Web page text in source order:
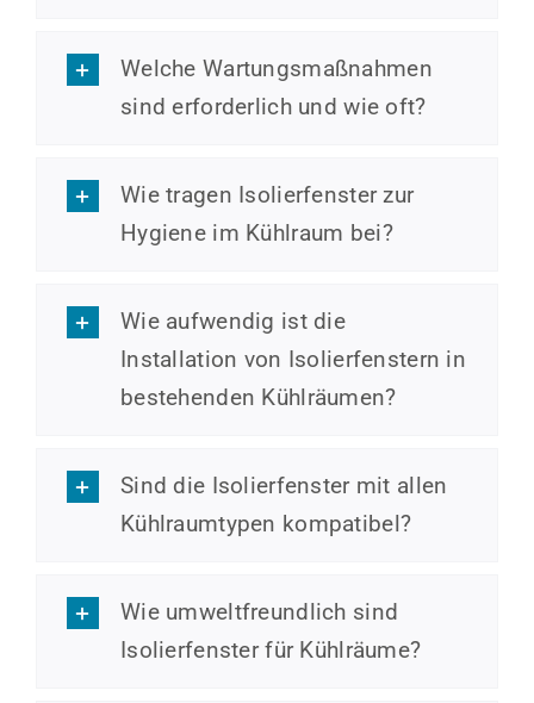
Welche Wartungsmaßnahmen
sind erforderlich und wie oft?
Wie tragen Isolierfenster zur
Hygiene im Kühlraum bei?
Wie aufwendig ist die
Installation von Isolierfenstern in
bestehenden Kühlräumen?
Sind die Isolierfenster mit allen
Kühlraumtypen kompatibel?
Wie umweltfreundlich sind
Isolierfenster für Kühlräume?